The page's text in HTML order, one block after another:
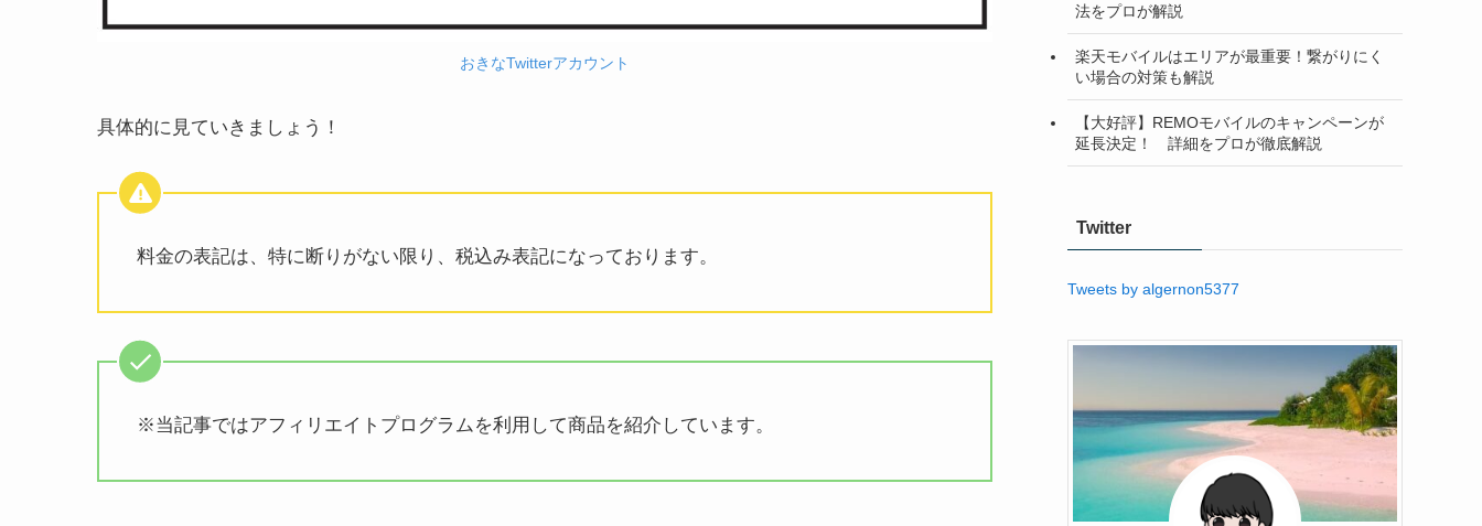
おきなTwitterアカウント
具体的に見ていきましょう！
料金の表記は、特に断りがない限り、税込み表記になっております。
※当記事ではアフィリエイトプログラムを利用して商品を紹介しています。
法をプロが解説
楽天モバイルはエリアが最重要！繋がりにく
い場合の対策も解説
【大好評】REMOモバイルのキャンペーンが
延長決定！ 詳細をプロが徹底解説
Twitter
Tweets by algernon5377